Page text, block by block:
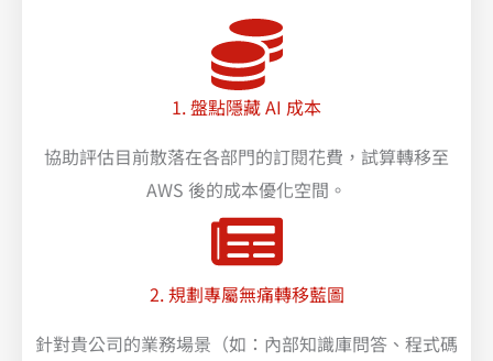
1. 盤點隱藏 AI 成本
協助評估目前散落在各部門的訂閱花費，試算轉移至
AWS 後的成本優化空間。
2. 規劃專屬無痛轉移藍圖
針對貴公司的業務場景（如：內部知識庫問答、程式碼